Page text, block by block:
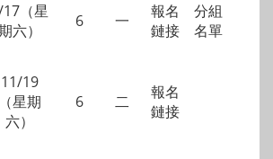
（星
六）
6 一
報名
鏈接
分組
名單
11/19
（星期
六）
6 二
報名
鏈接